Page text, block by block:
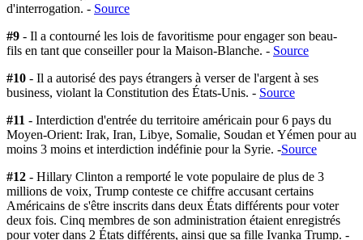
d'interrogation. - Source
#9 - Il a contourné les lois de favoritisme pour engager son beau-
fils en tant que conseiller pour la Maison-Blanche. - Source
#10 - Il a autorisé des pays étrangers à verser de l'argent à ses
business, violant la Constitution des États-Unis. - Source
#11 - Interdiction d'entrée du territoire américain pour 6 pays du
Moyen-Orient: Irak, Iran, Libye, Somalie, Soudan et Yémen pour au
moins 3 moins et interdiction indéfinie pour la Syrie. -Source
#12 - Hillary Clinton a remporté le vote populaire de plus de 3
millions de voix, Trump conteste ce chiffre accusant certains
Américains de s'être inscrits dans deux États différents pour voter
deux fois. Cinq membres de son administration étaient enregistrés
pour voter dans 2 États différents, ainsi que sa fille Ivanka Trump. -